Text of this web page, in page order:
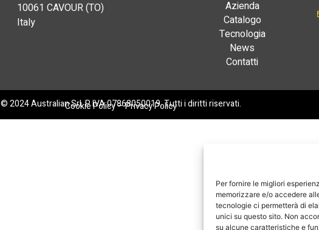
Per fornire le migliori
memorizzare e/o accedere
tecnologie ci permetterà di
unici su questo sito. Non
su alcune caratteristiche e
10061 CAVOUR (TO)
Italy
Azienda
Catalogo
Tecnologia
News
Contatti
© 2024 Australian Srl. P. IVA 07868050019. Tutti i diritti riservati.
Cookie Policy–Privacy Policy